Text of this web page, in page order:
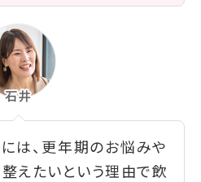
は、更年期のお悩みや
えたいという理由で飲